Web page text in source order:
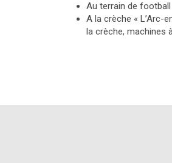
Au terrain de football
A la crèche « L’Arc-
la crèche, machines